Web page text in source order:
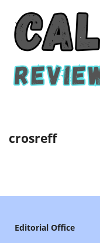
crosreff
Editorial Office